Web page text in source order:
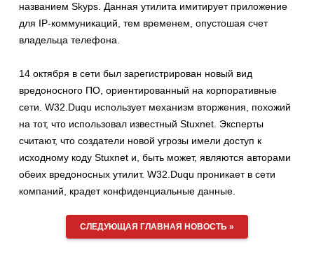
названием Skyps. Данная утилита имитирует приложение
для IP-коммуникаций, тем временем, опустошая счет
владельца телефона.
14 октября в сети был зарегистрирован новый вид
вредоносного ПО, ориентированный на корпоративные
сети. W32.Duqu использует механизм вторжения, похожий
на тот, что использовал известный Stuxnet. Эксперты
считают, что создатели новой угрозы имели доступ к
исходному коду Stuxnet и, быть может, являются авторами
обеих вредоносных утилит. W32.Duqu проникает в сети
компаний, крадет конфиденциальные данные.
СЛЕДУЮЩАЯ ГЛАВНАЯ НОВОСТЬ »